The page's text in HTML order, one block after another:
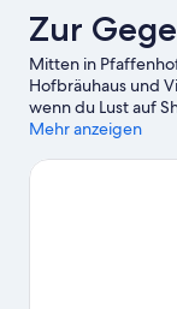
Zur
Mitten in
Hofbräuhaus und
wenn du Lust auf
Region bewundern
Aufenthalt in der
Mehr anzeigen